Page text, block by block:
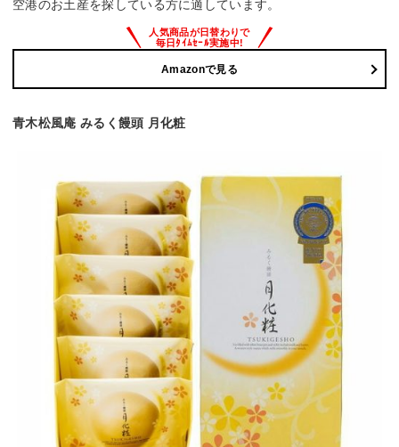
空港のお土産を探している方に適しています。
Amazonで見る
青木松風庵 みるく饅頭 月化粧